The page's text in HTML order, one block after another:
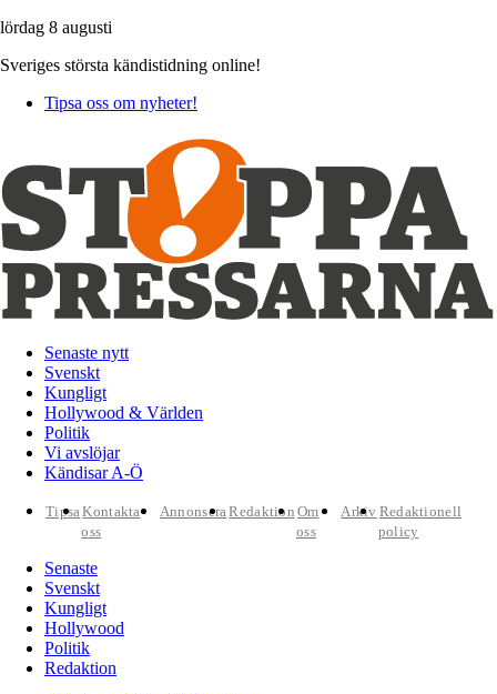
lördag 8 augusti
Sveriges största kändistidning online!
Tipsa oss om nyheter!
Senaste nytt
Svenskt
Kungligt
Hollywood & Världen
Politik
Vi avslöjar
Kändisar A-Ö
TipsaKontakta
oss
AnnonseraRedaktion Om
oss
Arkiv Redaktionell
policy
Senaste
Svenskt
Kungligt
Hollywood
Politik
Redaktion